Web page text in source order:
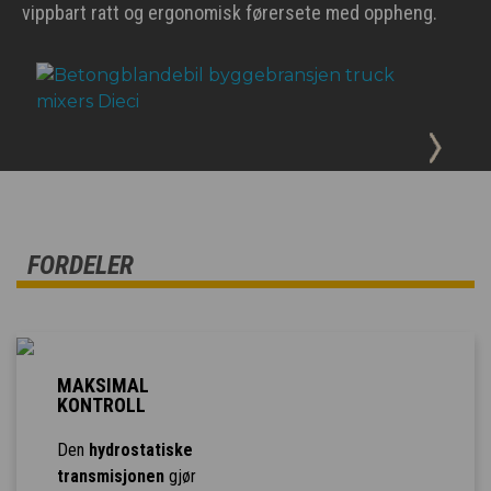
vippbart ratt og ergonomisk førersete med oppheng.
FORDELER
MAKSIMAL
KONTROLL
Den hydrostatiske
transmisjonengjør